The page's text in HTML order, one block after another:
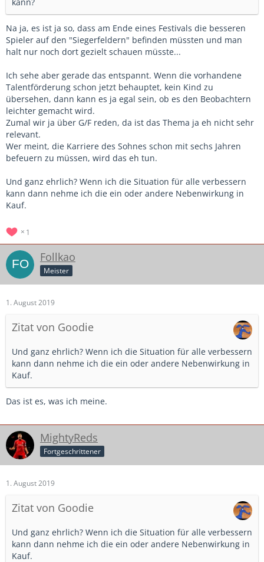
Na ja, es ist ja so, dass am Ende eines Festivals die besseren
Spieler auf den "Siegerfeldern" befinden müssten und man
halt nur noch dort gezielt schauen müsste...
Ich sehe aber gerade das entspannt. Wenn die vorhandene
Talentförderung schon jetzt behauptet, kein Kind zu
übersehen, dann kann es ja egal sein, ob es den Beobachtern
leichter gemacht wird.
Zumal wir ja über G/F reden, da ist das Thema ja eh nicht sehr
relevant.
Wer meint, die Karriere des Sohnes schon mit sechs Jahren
befeuern zu müssen, wird das eh tun.
Und ganz ehrlich? Wenn ich die Situation für alle verbessern
kann dann nehme ich die ein oder andere Nebenwirkung in
Kauf.
1
Follkao
Meister
1. August 2019
Zitat von Goodie
Und ganz ehrlich? Wenn ich die Situation für alle verbessern
kann dann nehme ich die ein oder andere Nebenwirkung in
Kauf.
Das ist es, was ich meine.
MightyReds
Fortgeschrittener
1. August 2019
Zitat von Goodie
Und ganz ehrlich? Wenn ich die Situation für alle verbessern
kann dann nehme ich die ein oder andere Nebenwirkung in
Kauf.